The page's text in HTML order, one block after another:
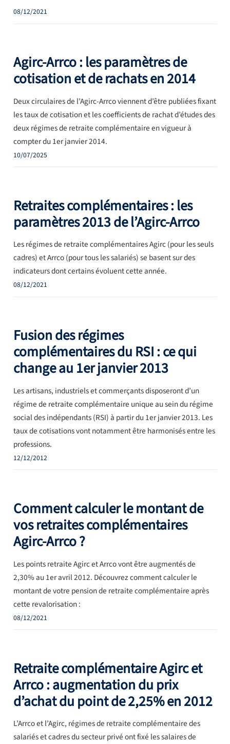
08/12/2021
Agirc-Arrco : les paramètres de
cotisation et de rachats en 2014
Deux circulaires de l’Agirc-Arrco viennent d’être publiées fixant
les taux de cotisation et les coefficients de rachat d’études des
deux régimes de retraite complémentaire en vigueur à
compter du 1er janvier 2014.
10/07/2025
Retraites complémentaires : les
paramètres 2013 de l’Agirc-Arrco
Les régimes de retraite complémentaires Agirc (pour les seuls
cadres) et Arrco (pour tous les salariés) se basent sur des
indicateurs dont certains évoluent cette année.
08/12/2021
Fusion des régimes
complémentaires du RSI : ce qui
change au 1er janvier 2013
Les artisans, industriels et commerçants disposeront d’un
régime de retraite complémentaire unique au sein du régime
social des indépendants (RSI) à partir du 1er janvier 2013. Les
taux de cotisations vont notamment être harmonisés entre les
professions.
12/12/2012
Comment calculer le montant de
vos retraites complémentaires
Agirc-Arrco ?
Les points retraite Agirc et Arrco vont être augmentés de
2,30% au 1er avril 2012. Découvrez comment calculer le
montant de votre pension de retraite complémentaire après
cette revalorisation :
08/12/2021
Retraite complémentaire Agirc et
Arrco : augmentation du prix
d’achat du point de 2,25% en 2012
L’Arrco et l’Agirc, régimes de retraite complémentaire des
salariés et cadres du secteur privé ont fixé les salaires de